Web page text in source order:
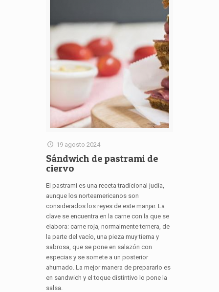
19 agosto 2024
Sándwich de pastrami de
ciervo
El pastrami es una receta tradicional judía,
aunque los norteamericanos son
considerados los reyes de este manjar. La
clave se encuentra en la carne con la que se
elabora: carne roja, normalmente ternera, de
la parte del vacío, una pieza muy tierna y
sabrosa, que se pone en salazón con
especias y se somete a un posterior
ahumado. La mejor manera de prepararlo es
en sandwich y el toque distintivo lo pone la
salsa.